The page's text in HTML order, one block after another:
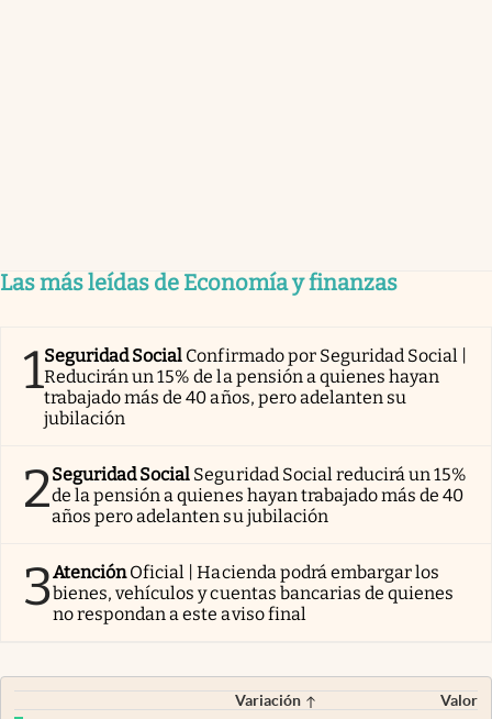
Las más leídas de Economía y finanzas
1Seguridad Social Confirmado por Seguridad Social |
Reducirán un 15% de la pensión a quienes hayan
trabajado más de 40 años, pero adelanten su
jubilación
2Seguridad Social Seguridad Social reducirá un 15%
de la pensión a quienes hayan trabajado más de 40
años pero adelanten su jubilación
3AtenciónOficial | Hacienda podrá embargar los
bienes, vehículos y cuentas bancarias de quienes
no respondan a este aviso final
Variación
Valor